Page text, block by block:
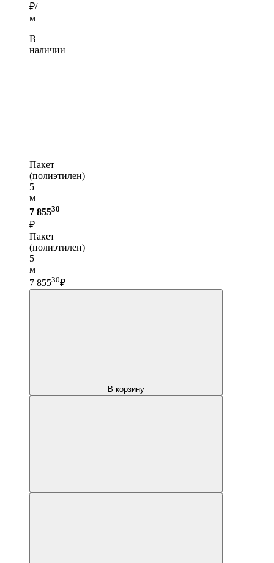
₽/
м
В
наличии
Пакет
(полиэтилен)
5
м —
7 85530
₽
Пакет
(полиэтилен)
5
м
7 85530₽
В корзину